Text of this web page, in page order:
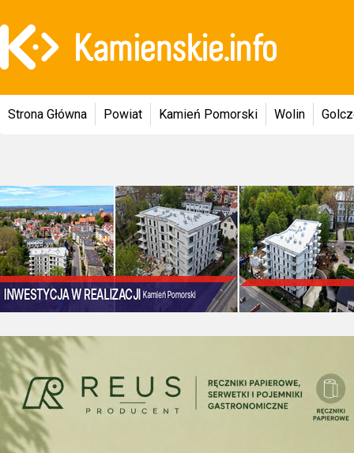
Strona Główna Powiat Kamień Pomorski Wolin